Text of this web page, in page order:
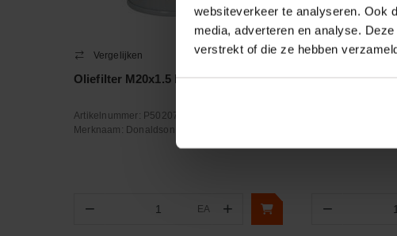
websiteverkeer te analyseren. Ook
media, adverteren en analyse.
verstrekt of die ze hebben
Vergelijken
Oliefilter M20x1.5 H=90mm
Artikelnummer: P502076
Merknaam: Donaldson
− EA +
Vergelijken
Snelkoppeling
met male
−